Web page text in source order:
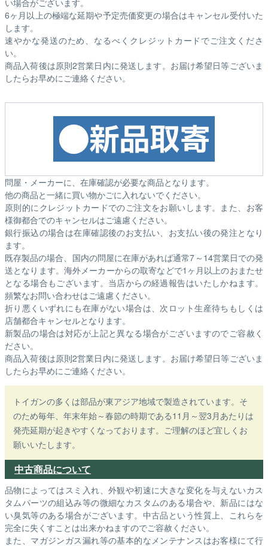
6ヶ月以上の極端な延期や予定売価変更の場合はキャンセル受付いた
します。
速やかな発送のため、なるべくクレジットカードでご注文くださ
い。
商品入荷後は原則2営業日内に発送します。お届け希望日等ございま
したらお早めにご連絡ください。
問屋・メーカーに、在庫確認が必要な商品となります。
他の商品と一緒に買い物かごに入れないでください。
原則的にクレジットカードでのご注文をお願いします。また、お客
様御都合でのキャンセルはご遠慮ください。
銀行振込の場合は在庫確認後のお支払い、お支払い後の発注となり
ます。
既存製品の場合、国内の問屋に在庫があれば通常7～14営業日での発
送となります。海外メーカーからの取寄などで1ヶ月以上のおまたせ
となる場合もございます。 当店からの経過報告はいたしかねます。
頻繁なお問い合わせはご遠慮ください。
折り悪くいずれにも在庫がない場合は、次ロット生産待ちもしくは
店舗都合キャンセルとなります。
新製品の場合は対応が上記と異なる場合がございますのでご容赦く
ださい。
商品入荷後は原則2営業日内に発送します。お届け希望日等ございま
したらお早めにご連絡ください。
トイガンの多くは部品が東アジア地域で製造されています。そ
のため毎年、年末年始～春節の時期である11月～翌3月あたりは
発売延期が起きやすくなっております。ご理解のほど宜しくお
願いいたします。
中古商品について
品物によってはスミ入れ、外観や初速に大きな変化を与えないカス
タムパーツの組込み等の微細なカスタムのある場合や、新品にはな
い臭気等のある場合がございます。中古品という性質上、これらを
完全に失くすことは出来かねますのでご容赦ください。
また、マガジンガス漏れ等の基本的なメンテナンスはお客様にて行